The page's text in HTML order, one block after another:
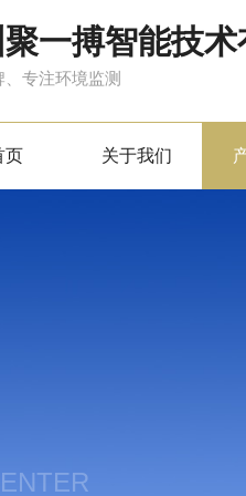
一搏智能技
、专注环境监测
页 关于我们